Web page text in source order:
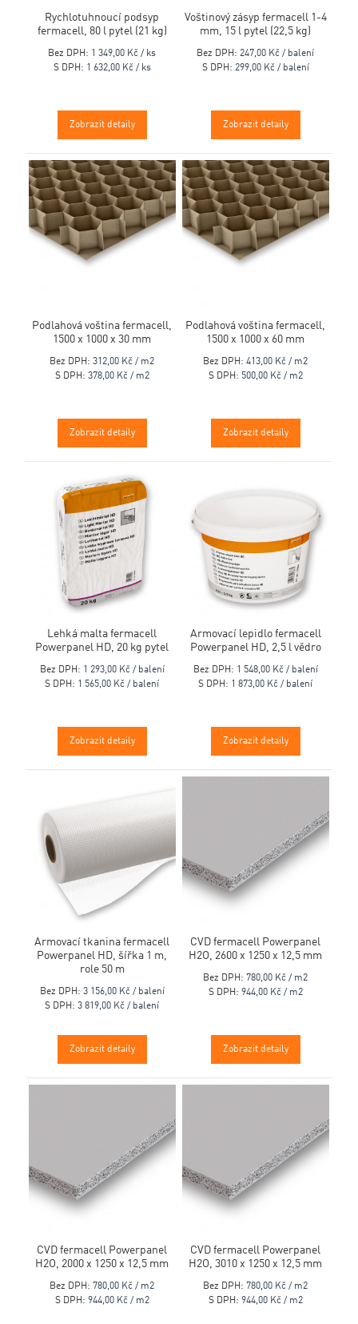
Rychlotuhnoucí podsyp
fermacell, 80 l pytel (21 kg)
Bez DPH: 1 349,00 Kč / ks
S DPH: 1 632,00 Kč / ks
Zobrazit detaily
Voštinový zásyp fermacell 1-4
mm, 15 l pytel (22,5 kg)
Bez DPH: 247,00 Kč / balení
S DPH: 299,00 Kč / balení
Zobrazit detaily
Podlahová voština fermacell,
1500 x 1000 x 30 mm
Bez DPH: 312,00 Kč / m2
S DPH: 378,00 Kč / m2
Zobrazit detaily
Podlahová voština fermacell,
1500 x 1000 x 60 mm
Bez DPH: 413,00 Kč / m2
S DPH: 500,00 Kč / m2
Zobrazit detaily
Lehká malta fermacell
Powerpanel HD, 20 kg pytel
Bez DPH: 1 293,00 Kč / balení
S DPH: 1 565,00 Kč / balení
Zobrazit detaily
Armovací lepidlo fermacell
Powerpanel HD, 2,5 l vědro
Bez DPH: 1 548,00 Kč / balení
S DPH: 1 873,00 Kč / balení
Zobrazit detaily
Armovací tkanina fermacell
Powerpanel HD, šířka 1 m,
role 50 m
Bez DPH: 3 156,00 Kč / balení
S DPH: 3 819,00 Kč / balení
Zobrazit detaily
CVD fermacell Powerpanel
H2O, 2600 x 1250 x 12,5 mm
Bez DPH: 780,00 Kč / m2
S DPH: 944,00 Kč / m2
Zobrazit detaily
CVD fermacell Powerpanel
H2O, 2000 x 1250 x 12,5 mm
Bez DPH: 780,00 Kč / m2
S DPH: 944,00 Kč / m2
CVD fermacell Powerpanel
H2O, 3010 x 1250 x 12,5 mm
Bez DPH: 780,00 Kč / m2
S DPH: 944,00 Kč / m2